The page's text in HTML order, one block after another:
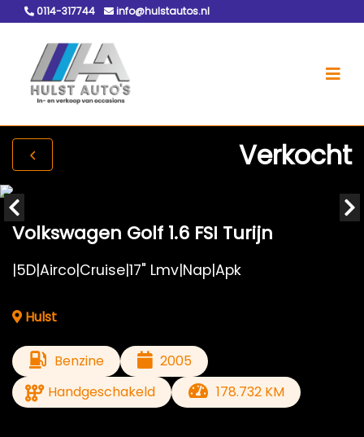
0114-317744 info@hulstautos.nl
Verkocht
Volkswagen Golf 1.6 FSI Turijn
|5D|Airco|Cruise|17" Lmv|Nap|Apk
Hulst
Benzine
2005
Handgeschakeld
178.732 KM